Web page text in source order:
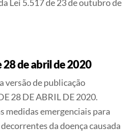
Lei 5.517 de 23 de outubro de
28 de abril de 2020
versão de publicação
28 DE ABRIL DE 2020.
medidas emergenciais para
da doença causada